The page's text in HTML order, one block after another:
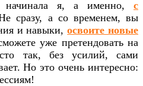
я, а именно, с
сразу, а со временем, вы
и навыки,освоите новые
уже претендовать на
так, без усилий, сами
Но это очень интересно: